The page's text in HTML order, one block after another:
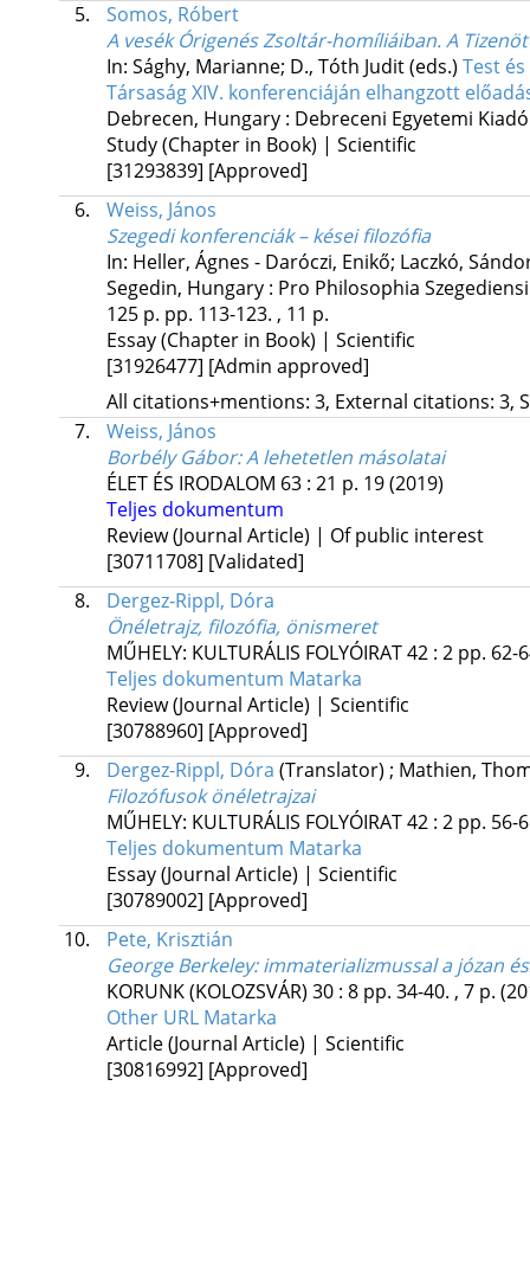
5.
Somos, Róbert
A vesék Órigenés Zsoltár-homíliáiban. A
In: Sághy, Marianne; D., Tóth Judit (eds.) Test
Társaság XIV. konferenciáján elhangzott
Debrecen, Hungary : Debreceni Egyetemi Kiadó
Study (Chapter in Book) | Scientific
[31293839] [Approved]
6.
Weiss, János
Szegedi konferenciák – kései filozófia
In: Heller, Ágnes - Daróczi, Enikő; Laczkó,
Segedin, Hungary : Pro Philosophia
125 p. pp. 113-123. , 11 p.
Essay (Chapter in Book) | Scientific
[31926477] [Admin approved]
All citations+mentions: 3, External citations: 3,
7.
Weiss, János
Borbély Gábor: A lehetetlen másolatai
ÉLET ÉS IRODALOM 63: 21 p. 19(2019)
Teljes dokumentum
Review (Journal Article) | Of public interest
[30711708] [Validated]
8.
Dergez-Rippl, Dóra
Önéletrajz, filozófia, önismeret
MŰHELY: KULTURÁLIS FOLYÓIRAT42: 2 pp. 62-
Teljes dokumentum Matarka
Review (Journal Article) | Scientific
[30788960] [Approved]
9.
Dergez-Rippl, Dóra (Translator) ; Mathien,
Filozófusok önéletrajzai
MŰHELY: KULTURÁLIS FOLYÓIRAT42: 2 pp. 56-
Teljes dokumentum Matarka
Essay (Journal Article) | Scientific
[30789002] [Approved]
10.
Pete, Krisztián
George Berkeley: immaterializmussal a józan
KORUNK (KOLOZSVÁR) 30: 8 pp. 34-40. , 7 p.
Other URL Matarka
Article (Journal Article) | Scientific
[30816992] [Approved]